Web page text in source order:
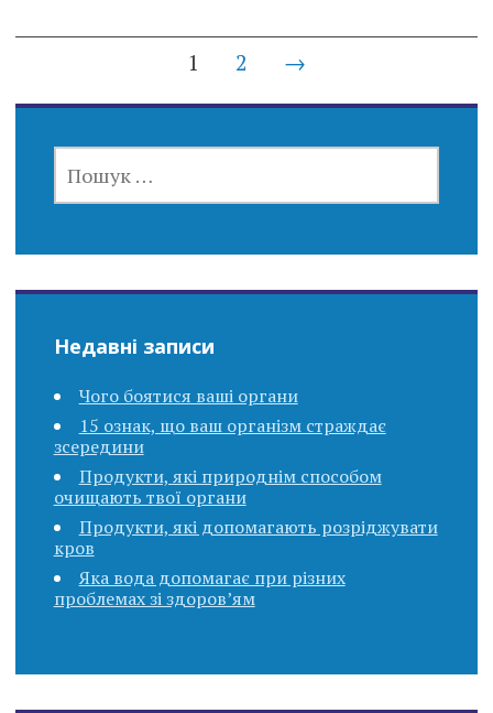
navigation
1 2 →
Недавні записи
Чого боятися ваші органи
15 ознак, що ваш організм страждає
зсередини
Продукти, які природнім способом
очищають твої органи
Продукти, які допомагають розріджувати
кров
Яка вода допомагає при різних
проблемах зі здоров’ям